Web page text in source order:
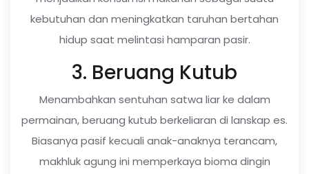
kebutuhan dan meningkatkan taruhan bertahan
hidup saat melintasi hamparan pasir.
3. Beruang Kutub
Menambahkan sentuhan satwa liar ke dalam
permainan, beruang kutub berkeliaran di lanskap es.
Biasanya pasif kecuali anak-anaknya terancam,
makhluk agung ini memperkaya bioma dingin